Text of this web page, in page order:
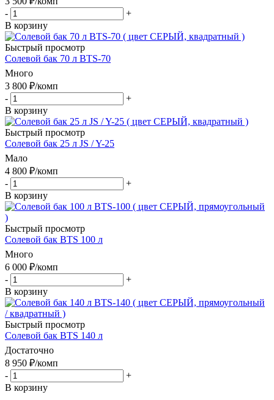
-
+
В корзину
Быстрый просмотр
Солевой бак 70 л BTS-70
Много
3 800 ₽/комп
-
+
В корзину
Быстрый просмотр
Солевой бак 25 л JS / Y-25
Мало
4 800 ₽/комп
-
+
В корзину
Быстрый просмотр
Солевой бак BTS 100 л
Много
6 000 ₽/комп
-
+
В корзину
Быстрый просмотр
Солевой бак BTS 140 л
Достаточно
8 950 ₽/комп
-
+
В корзину